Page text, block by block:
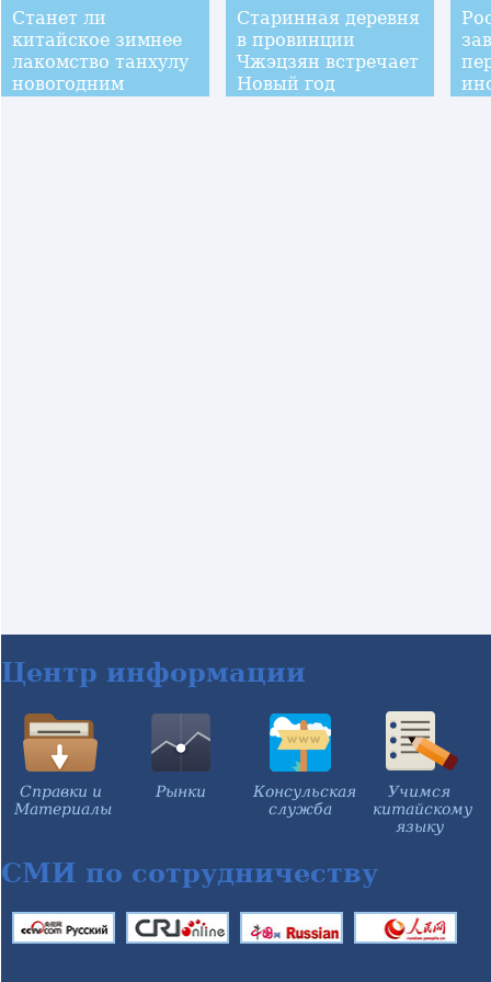
Станет ли
китайское зимнее
лакомство танхулу
новогодним
Старинная деревня
в провинции
Чжэцзян встречает
Новый год
Центр информации
Справки и
Материалы
Рынки
Консульская
служба
Учимся
китайскому
языку
СМИ по сотрудничеству